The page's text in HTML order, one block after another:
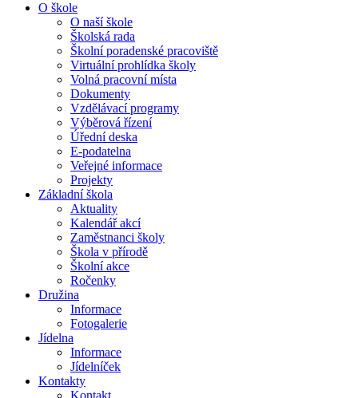
O škole
O naší škole
Školská rada
Školní poradenské pracoviště
Virtuální prohlídka školy
Volná pracovní místa
Dokumenty
Vzdělávací programy
Výběrová řízení
Úřední deska
E-podatelna
Veřejné informace
Projekty
Základní škola
Aktuality
Kalendář akcí
Zaměstnanci školy
Škola v přírodě
Školní akce
Ročenky
Družina
Informace
Fotogalerie
Jídelna
Informace
Jídelníček
Kontakty
Kontakt